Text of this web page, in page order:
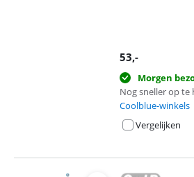
53,-
Morgen
Nog sneller op te
Coolblue-winkels
Vergelijken